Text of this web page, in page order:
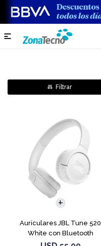

Auriculares JBL Tune 520
White con Bluetooth